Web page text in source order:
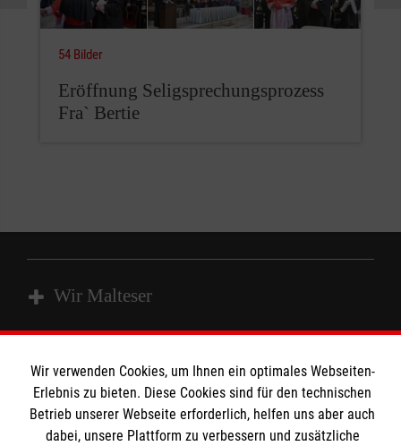
54 Bilder
Eröffnung Seligsprechungsprozess
Fra` Bertie
Wir Malteser
Spenden & Helfen Angebote & Leistungen
Kursangebote
Mitarbeiten & Stellenangebote
Informationen
Wir verwenden Cookies, um Ihnen ein optimales Webseiten-
Erlebnis zu bieten. Diese Cookies sind für den technischen
Betrieb unserer Webseite erforderlich, helfen uns aber auch
dabei, unsere Plattform zu verbessern und zusätzliche